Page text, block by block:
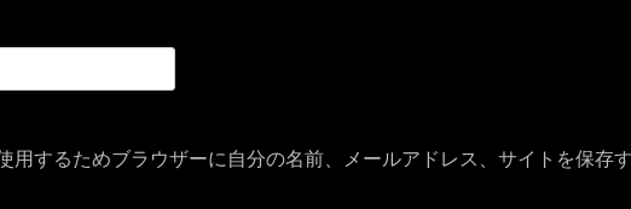
用するためブラウザーに自分の名前、メールアドレス、サイトを保存